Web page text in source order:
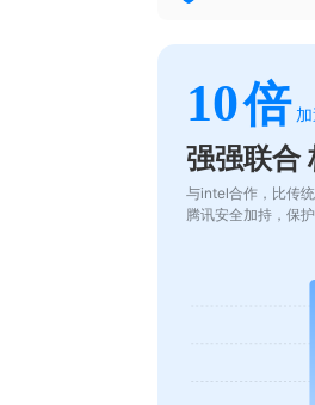
10倍
强强联合
与intel合作，比传
腾讯安全加持，保